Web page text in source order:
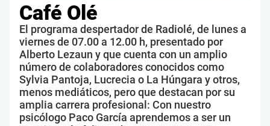
Café Olé
El programa despertador de Radiolé, de lunes a
viernes de 07.00 a 12.00 h, presentado por
Alberto Lezaun y que cuenta con un amplio
número de colaboradores conocidos como
Sylvia Pantoja, Lucrecia o La Húngara y otros,
menos mediáticos, pero que destacan por su
amplia carrera profesional: Con nuestro
psicólogo Paco García aprendemos a ser un